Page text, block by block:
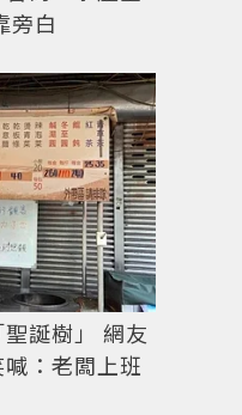
旁白
誕樹」 網友
：老闆上班